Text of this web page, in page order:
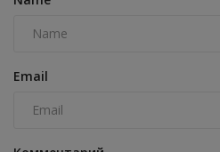
Email